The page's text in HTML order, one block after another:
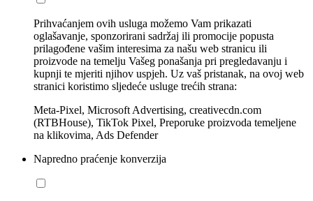
Prihvaćanjem ovih usluga možemo Vam prikazati
oglašavanje, sponzorirani sadržaj ili promocije popusta
prilagođene vašim interesima za našu web stranicu ili
proizvode na temelju Vašeg ponašanja pri pregledavanju i
kupnji te mjeriti njihov uspjeh. Uz vaš pristanak, na ovoj web
stranici koristimo sljedeće usluge trećih strana:
Meta-Pixel, Microsoft Advertising, creativecdn.com
(RTBHouse), TikTok Pixel, Preporuke proizvoda temeljene
na klikovima, Ads Defender
Napredno praćenje konverzija